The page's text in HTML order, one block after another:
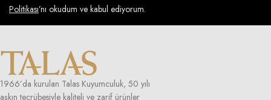
Politikası’nı okudum ve kabul ediyorum.
1966’da kurulan Talas Kuyumculuk, 50 yılı
aşkın tecrübesiyle kaliteli ve zarif ürünler